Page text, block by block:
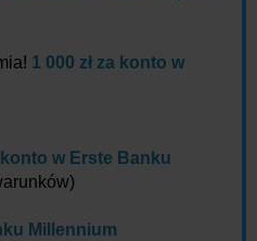
1 000 zł za konto w
konto w Erste Banku
Millennium